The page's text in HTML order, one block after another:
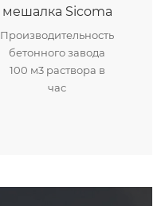
мешалка Sicoma
Производительность
бетонного завода
100 м3 раствора в
час